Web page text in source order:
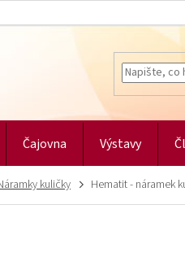
Čajovna Výstavy
kuličky Hematit - náramek